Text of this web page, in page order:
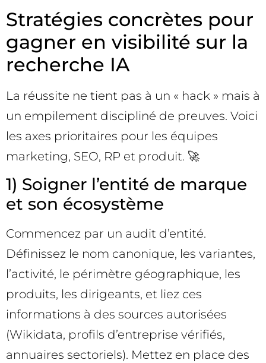
Stratégies concrètes pour
gagner en visibilité sur la
recherche IA
La réussite ne tient pas à un « hack » mais à
un empilement discipliné de preuves. Voici
les axes prioritaires pour les équipes
marketing, SEO, RP et produit. 🚀
1) Soigner l’entité de marque
et son écosystème
Commencez par un audit d’entité.
Définissez le nom canonique, les variantes,
l’activité, le périmètre géographique, les
produits, les dirigeants, et liez ces
informations à des sources autorisées
(Wikidata, profils d’entreprise vérifiés,
annuaires sectoriels). Mettez en place des